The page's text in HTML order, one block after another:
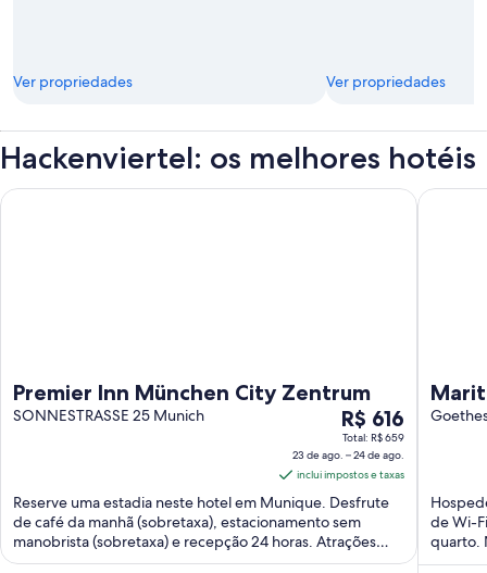
Ver propriedades Ver propriedades
Hackenviertel: os melhores hotéis
Premier Inn München City Zentrum
SONNESTRASSE 25 Munich
O
preço
é
de
R$ 616
por
diária
R$ 616
Total: R$ 659
23 de ago. – 24 de ago.
inclui impostos e taxas
Reserve uma estadia neste hotel em Munique. Desfrute
de café da manhã (sobretaxa), estacionamento sem
manobrista (sobretaxa) e recepção 24 horas. Atrações
populares ...
Premier Inn München City Zentrum
de Wi-
quarto.
Maritim